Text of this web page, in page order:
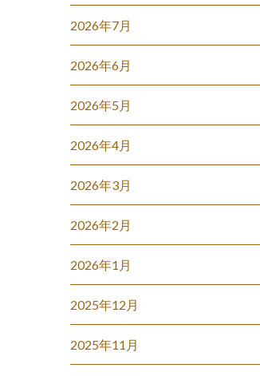
2026年7月
2026年6月
2026年5月
2026年4月
2026年3月
2026年2月
2026年1月
2025年12月
2025年11月